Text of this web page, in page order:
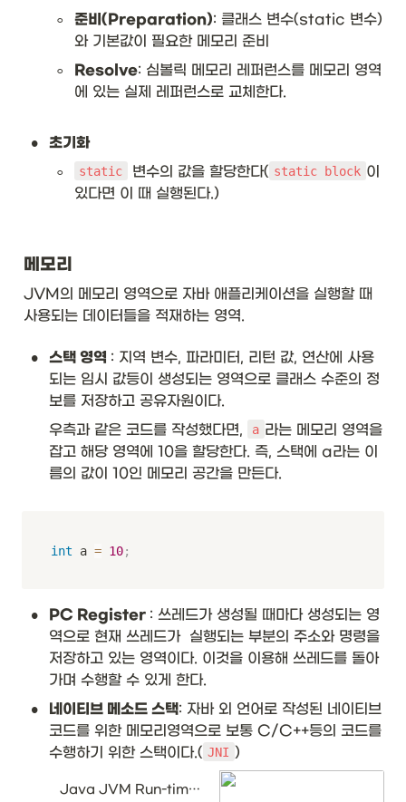
◦ 준비(Preparation): 클래스 변수(static 변수)
와 기본값이 필요한 메모리 준비
◦ Resolve: 심볼릭 메모리 레퍼런스를 메모리 영역
에 있는 실제 레퍼런스로 교체한다.
• 초기화
◦ static 변수의 값을 할당한다( static block 이
있다면 이 때 실행된다.)
메모리
JVM의 메모리 영역으로 자바 애플리케이션을 실행할 때
사용되는 데이터들을 적재하는 영역.
• 스택 영역 : 지역 변수, 파라미터, 리턴 값, 연산에 사용
되는 임시 값등이 생성되는 영역으로 클래스 수준의 정
보를 저장하고 공유자원이다.
우측과 같은 코드를 작성했다면,
a 라는 메모리 영역을
잡고 해당 영역에 10을 할당한다. 즉, 스택에 a라는 이
름의 값이 10인 메모리 공간을 만든다.
int a = 10;
• PC Register : 쓰레드가 생성될 때마다 생성되는 영
역으로 현재 쓰레드가  실행되는 부분의 주소와 명령을
저장하고 있는 영역이다. 이것을 이용해 쓰레드를 돌아
가며 수행할 수 있게 한다.
• 네이티브 메소드 스택: 자바 외 언어로 작성된 네이티브
코드를 위한 메모리영역으로 보통 C/C++등의 코드를
수행하기 위한 스택이다.( JNI )
Java JVM Run-time Data Areas - Javapapers